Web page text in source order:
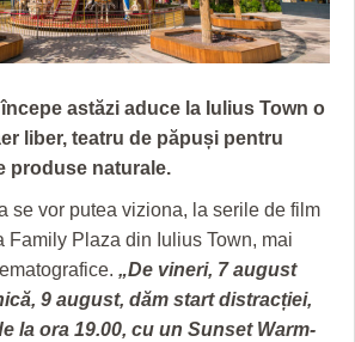
DOMNULUI
LA A LA Z
RECOMANDA
astăzi aduce la Iulius Town o
liber, teatru de păpuși pentru
produse naturale.
se vor putea viziona, la serile de film
Family Plaza din Iulius Town, mai
„De vineri, 7 august
9 august, dăm start distracției,
la ora 19.00, cu un Sunset Warm-